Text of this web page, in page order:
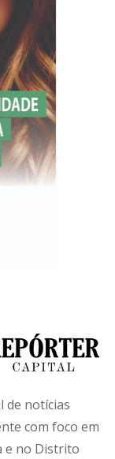
de notícias
com foco em
e no Distrito